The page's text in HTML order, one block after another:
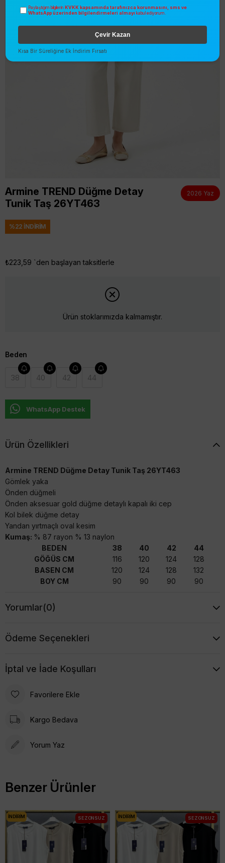
Armine TREND Düğme Detay
Tunik Taş 26YT463
2026 Yaz
%22 İNDIRIM
₺223,59 `den başlayan taksitlerle
Ürün stoklarımızda kalmamıştır.
Beden
38 40 42 44
WhatsApp Destek
Ürün Özellikleri
Armine TREND Düğme Detay Tunik Taş 26YT463
Gömlek yaka
Önden düğmeli
Önden aksesuar gold düğme detaylı kapalı iki cep
Kol bilek düğme detay
Yandan yırtmaçlı oval kesim
Kumaş: % 87 rayon % 13 naylon
BEDEN
38 40 42
44
GÖĞÜS CM
116 120 124
128
BASEN CM
120 124 128
132
BOY CM
90 90 90 90
Yorumlar(0)
Ödeme Seçenekleri
İptal ve İade Koşulları
Favorilere Ekle
Kargo Bedava
Yorum Yaz
Benzer Ürünler
İNDIRIM SEZONSUZ İNDIRIM SEZONSUZ
Paylaştığım bilgilerin KVKK kapsamında tarafınızca korunmasını, sms ve
WhatsApp üzerinden bilgilendirmeleri almayı kabul ediyorum.
Çevir Kazan
Kısa Bir Süreliğine Ek İndirim Fırsatı